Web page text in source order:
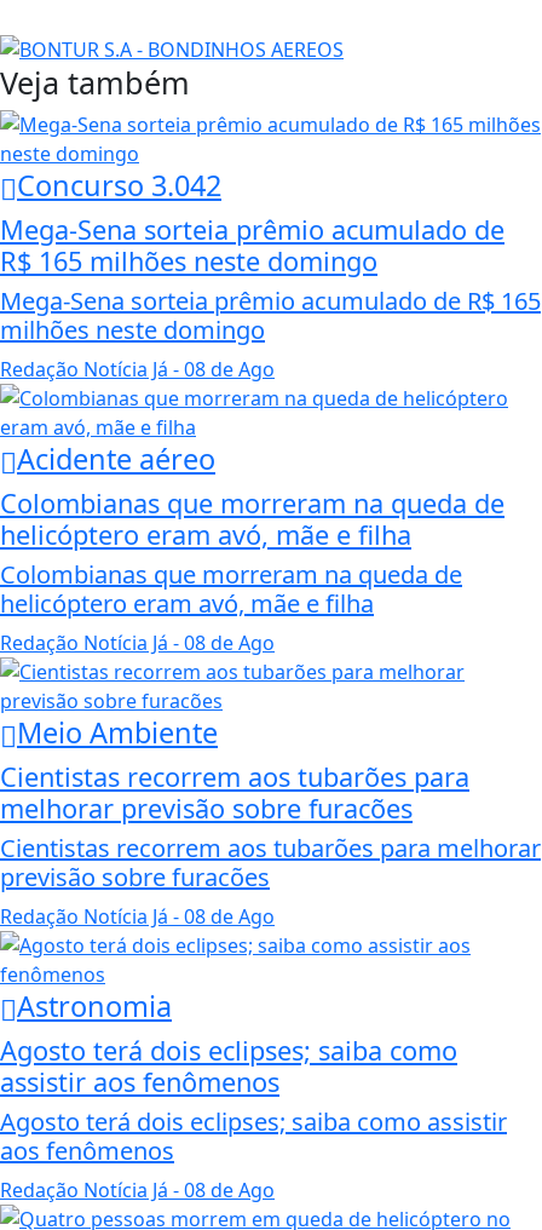
Veja também
Concurso 3.042
Mega-Sena sorteia prêmio acumulado de
R$ 165 milhões neste domingo
Mega-Sena sorteia prêmio acumulado de R$ 165
milhões neste domingo
Redação Notícia Já - 08 de Ago
Acidente aéreo
Colombianas que morreram na queda de
helicóptero eram avó, mãe e filha
Colombianas que morreram na queda de
helicóptero eram avó, mãe e filha
Redação Notícia Já - 08 de Ago
Meio Ambiente
Cientistas recorrem aos tubarões para
melhorar previsão sobre furacões
Cientistas recorrem aos tubarões para melhorar
previsão sobre furacões
Redação Notícia Já - 08 de Ago
Astronomia
Agosto terá dois eclipses; saiba como
assistir aos fenômenos
Agosto terá dois eclipses; saiba como assistir
aos fenômenos
Redação Notícia Já - 08 de Ago